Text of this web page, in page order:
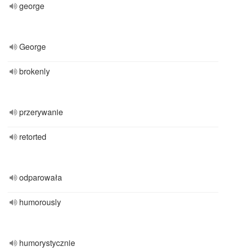
george
George
brokenly
przerywanie
retorted
odparowała
humorously
humorystycznie